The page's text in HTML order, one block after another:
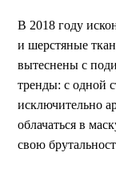
В 2018 году
и шерстяные
вытеснены с
тренды: с одной
исключительно
облачаться в
свою